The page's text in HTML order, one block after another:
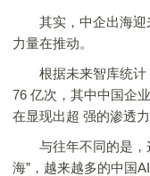
其实，中企出海迎
力量在推动。
根据未来智库统计
76 亿次，其中中国企
在显现出超 强的渗透力
与往年不同的是，
海”，越来越多的中国